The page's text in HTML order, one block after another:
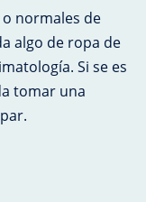
normales de
algo de ropa de
Si se es
tomar una